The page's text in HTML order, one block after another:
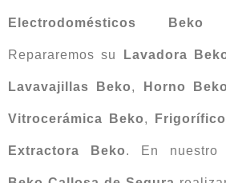
Electrodomésticos Beko
Repararemos su Lavadora
Lavavajillas Beko, Horno Beko
Vitrocerámica Beko,
Extractora Beko. En nuestro